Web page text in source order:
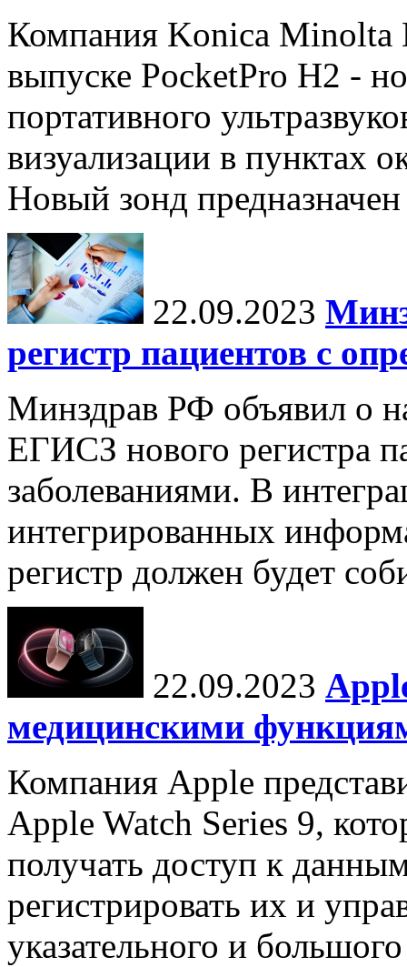
Компания Konica Minolta
выпуске PocketPro H2 -
портативного
визуализации в пунктах
Новый зонд
22.09.2023
регистр пациентов с
Минздрав РФ объявил о
ЕГИСЗ нового регистра
заболеваниями. В
интегрированных
регистр должен будет
22.09.2023
медицинскими
Компания Apple
Apple Watch Series 9,
получать доступ к
регистрировать их и
указательного и